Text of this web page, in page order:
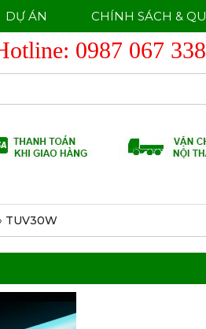
0987 067 338
DỰ ÁN CHÍNH SÁCH &
TUV30W